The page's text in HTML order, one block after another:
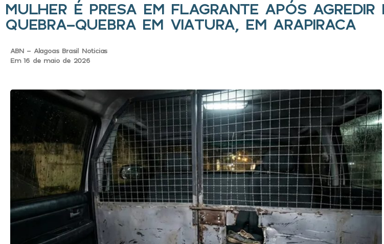
MULHER É PRESA EM FLAGRANTE APÓS
QUEBRA-QUEBRA EM VIATURA, EM ARAPIRACA
ABN - Alagoas Brasil Noticias
Em 16 de maio de 2026